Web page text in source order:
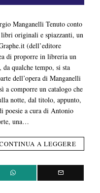
Manganelli Tenuto conto
originali e spiazzanti, un
(dell’editore
di proporre in libreria un
qualche tempo, si sta
dell’opera di Manganelli
a comporre un catalogo che
notte, dal titolo, appunto,
poesie a cura di Antonio
una…
A LEGGERE